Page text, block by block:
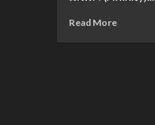
Read MoreRead